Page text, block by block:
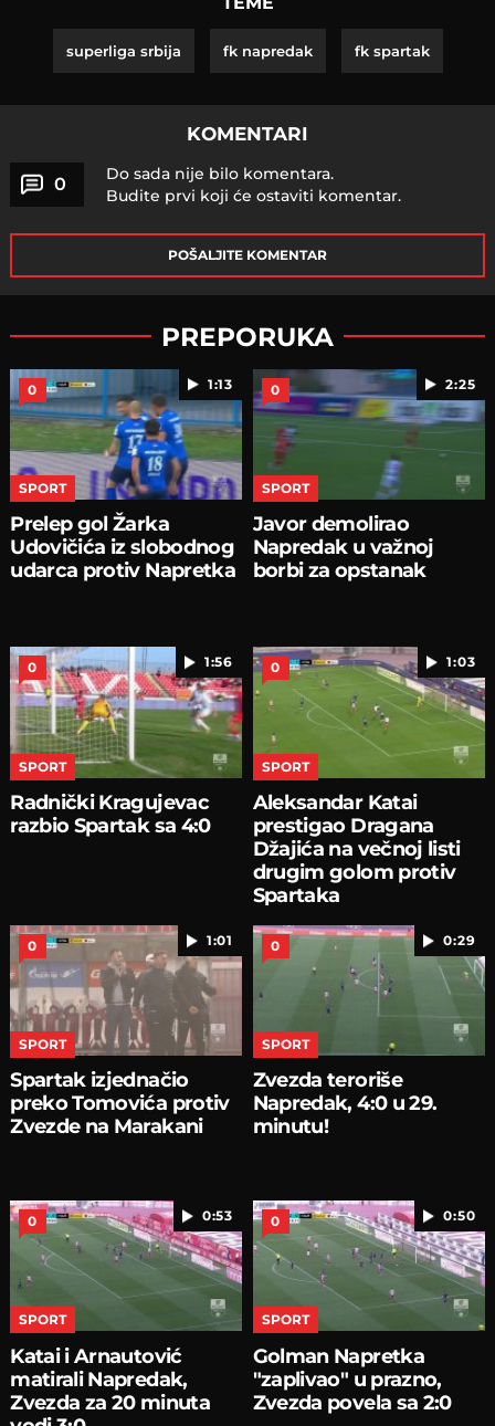
superliga srbija fk napredak fk spartak
KOMENTARI
0
Do sada nije bilo komentara.
Budite prvi koji će ostaviti komentar.
POŠALJITE KOMENTAR
PREPORUKA
1:13
0
SPORT
Prelep gol Žarka
Udovičića iz slobodnog
udarca protiv Napretka
2:25
0
SPORT
Javor demolirao
Napredak u važnoj
borbi za opstanak
1:56
0
SPORT
Radnički Kragujevac
razbio Spartak sa 4:0
1:03
0
SPORT
Aleksandar Katai
prestigao Dragana
Džajića na večnoj listi
drugim golom protiv
Spartaka
1:01
0
SPORT
Spartak izjednačio
preko Tomovića protiv
Zvezde na Marakani
0:29
0
SPORT
Zvezda teroriše
Napredak, 4:0 u 29.
minutu!
0:53
0
SPORT
Katai i Arnautović
matirali Napredak,
Zvezda za 20 minuta
0:50
0
SPORT
Golman Napretka
"zaplivao" u prazno,
Zvezda povela sa 2:0